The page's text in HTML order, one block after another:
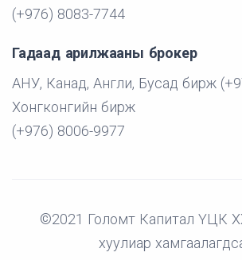
(+976) 8083-7744
Гадаад арилжааны брокер
АНУ, Канад, Англи, Бусад бирж
Хонгконгийн бирж
(+976) 8006-9977
©2021 Голомт Капитал ҮЦК
хуулиар